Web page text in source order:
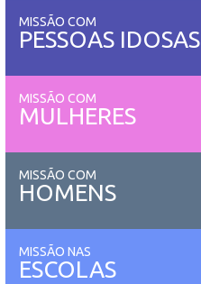
MISSÃO COM
PESSOAS IDOSAS
MISSÃO COM
MULHERES
MISSÃO COM
HOMENS
MISSÃO NAS
ESCOLAS